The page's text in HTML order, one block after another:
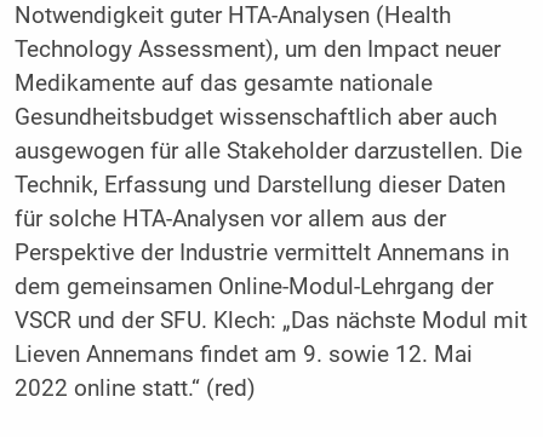
Notwendigkeit guter HTA-Analysen (Health
Technology Assessment), um den Impact neuer
Medikamente auf das gesamte nationale
Gesundheitsbudget wissenschaftlich aber auch
ausgewogen für alle Stakeholder darzustellen. Die
Technik, Erfassung und Darstellung dieser Daten
für solche HTA-Analysen vor allem aus der
Perspektive der Industrie vermittelt Annemans in
dem gemeinsamen Online-Modul-Lehrgang der
VSCR und der SFU. Klech: „Das nächste Modul mit
Lieven Annemans findet am 9. sowie 12. Mai
2022 online statt.“ (red)